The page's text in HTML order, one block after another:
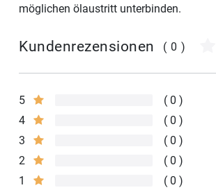
möglichen ölaustritt unterbinden.
Kundenrezensionen (0)
5
0
4
0
3
0
2
0
1
0